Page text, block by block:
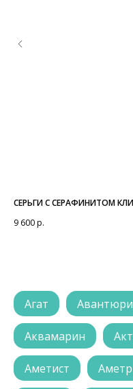
СЕРЬГИ С СЕРАФИНИТОМ
9 600р.
Агат
Аквамарин
Аметист